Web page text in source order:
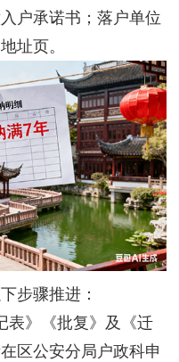
户承诺书；落户单位
址页。
步骤推进：
》《批复》及《迁
区公安分局户政科申